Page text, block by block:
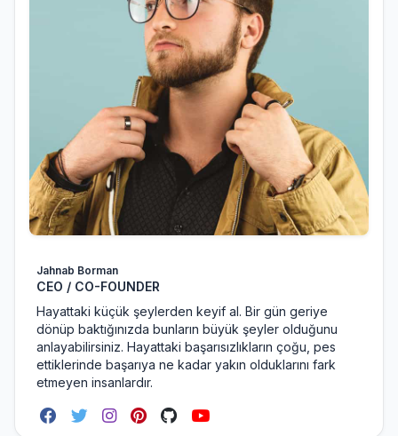
Jahnab Borman
CEO / CO-FOUNDER
Hayattaki küçük şeylerden keyif al. Bir gün geriye
dönüp baktığınızda bunların büyük şeyler olduğunu
anlayabilirsiniz. Hayattaki başarısızlıkların çoğu, pes
ettiklerinde başarıya ne kadar yakın olduklarını fark
etmeyen insanlardır.